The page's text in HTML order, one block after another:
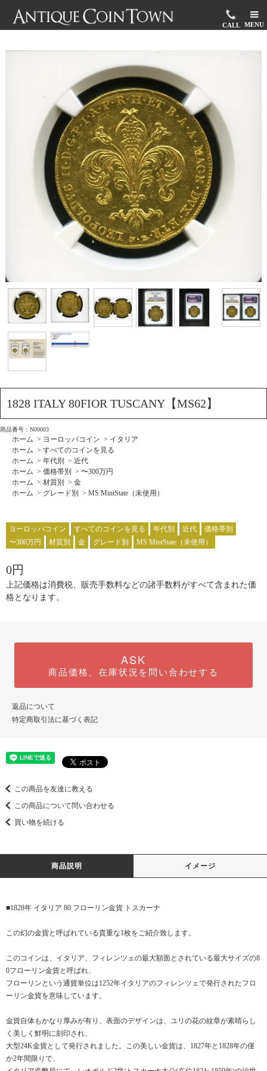
CALL MENU
1828 ITALY 80FIOR TUSCANY【MS62】
商品番号：N00003
ホーム > ヨーロッパコイン > イタリア
ホーム > すべてのコインを見る
ホーム > 年代別 > 近代
ホーム > 価格帯別 > 〜300万円
ホーム > 材質別 > 金
ホーム > グレード別 > MS MintState（未使用）
ヨーロッパコイン すべてのコインを見る 年代別 近代
価格帯別
〜300万円
材質別 金 グレード別 MS MintState（未使用）
0円
上記価格は消費税、販売手数料などの諸手数料がすべて含まれた価
格となります。
ASK
商品価格、在庫状況を問い合わせする
返品について
特定商取引法に基づく表記
この商品を友達に教える
この商品について問い合わせる
買い物を続ける
商品説明 イメージ
■1828年 イタリア 80 フローリン金貨 トスカーナ
この幻の金貨と呼ばれている貴重な1枚をご紹介致します。
このコインは、イタリア、フィレンツェの最大額面とされている最大サイズの8
0フローリン金貨と呼ばれ、
フローリンという通貨単位は1252年イタリアのフィレンツェで発行されたフロ
ーリン金貨を意味しています。
金貨自体もかなり厚みが有り、表面のデザインは、ユリの花の紋章が素晴らし
く美しく鮮明に刻印され、
大型24K金貨として発行されました。この美しい金貨は、1827年と1828年の僅
か2年間限りで、